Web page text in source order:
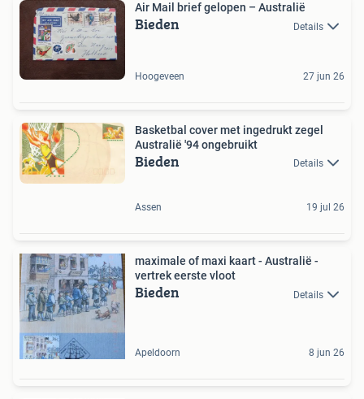
Air Mail brief gelopen – Australië
Bieden Details
Hoogeveen 27 jun 26
Basketbal cover met ingedrukt zegel
Australië '94 ongebruikt
Bieden Details
Assen 19 jul 26
maximale of maxi kaart - Australië -
vertrek eerste vloot
Bieden Details
Apeldoorn 8 jun 26